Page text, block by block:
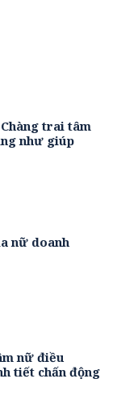
Chàng trai tâm
như giúp
nữ doanh
nữ điều
tiết chấn động